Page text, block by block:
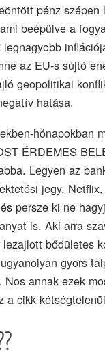
pénz szépen
beépülve a
az EU-s sújtó
geopolitikai
hatása.
hónapokban
ÉRDEMES
Legyen az
jegy,
persze ki ne
is. Aki arra
bődületes
gyors
annak ezek
a cikk